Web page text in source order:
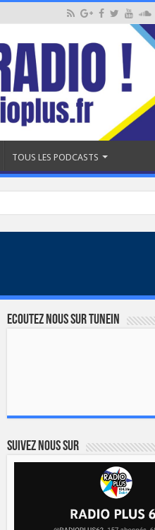
TOUS LES PODCASTS
Ecoutez nous sur TuneIn
Suivez nous sur